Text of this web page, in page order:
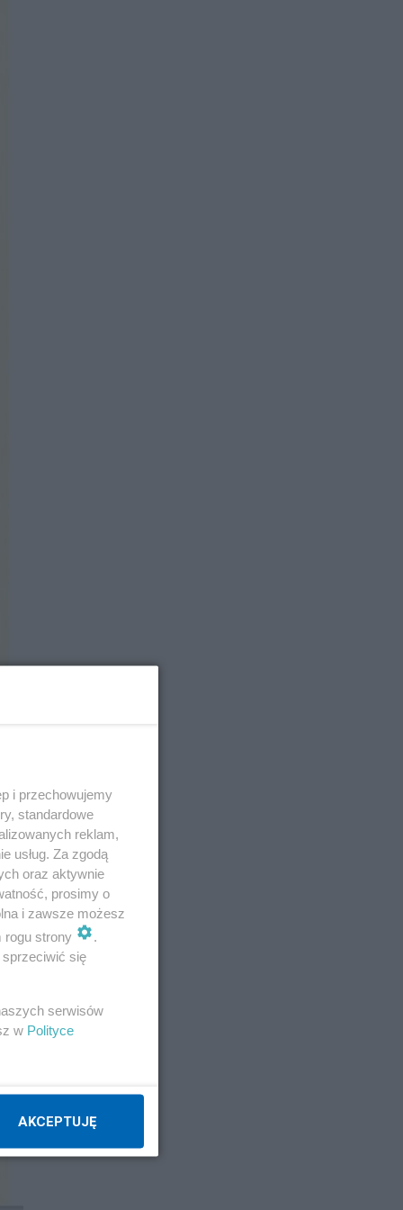
i przechowujemy
standardowe
reklam,
usług. Za zgodą
oraz aktywnie
prosimy o
i zawsze możesz
rogu strony
się
serwisów
w Polityce
AKCEPTUJĘ